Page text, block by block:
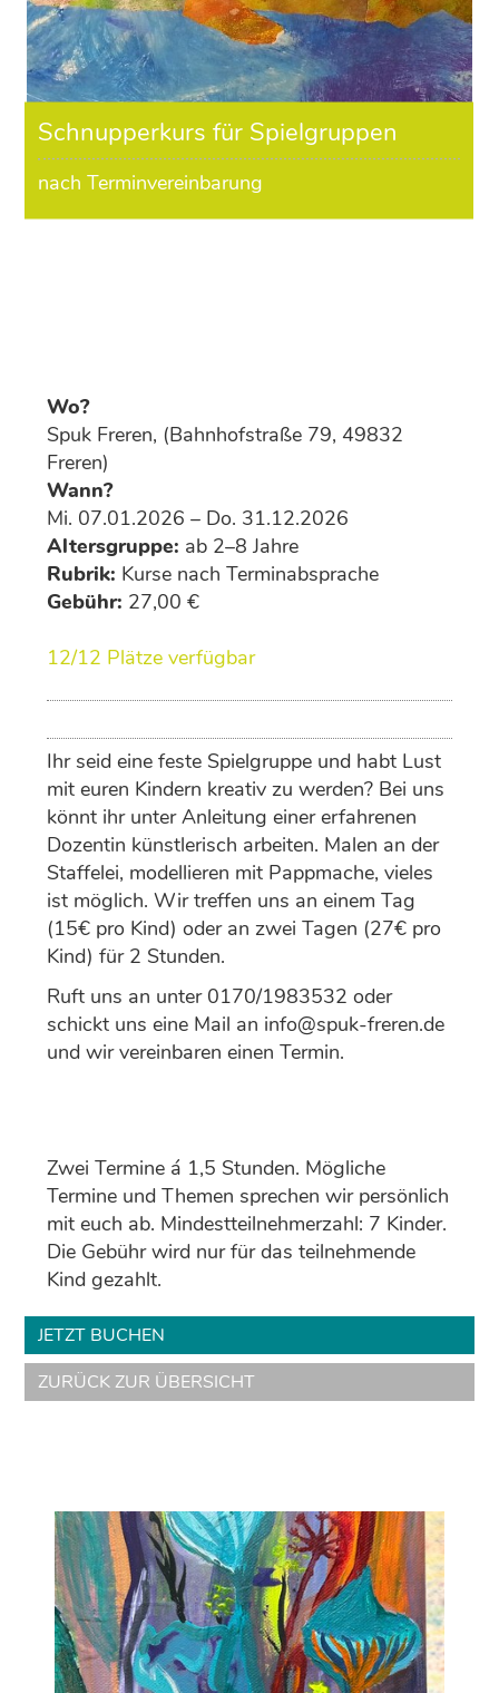
Schnupperkurs für Spielgruppen
nach Terminvereinbarung
Wo?
Spuk Freren, (Bahnhofstraße 79, 49832
Freren)
Wann?
Mi. 07.01.2026 – Do. 31.12.2026
Altersgruppe: ab 2–8 Jahre
Rubrik: Kurse nach Terminabsprache
Gebühr: 27,00 €
12/12 Plätze verfügbar
Ihr seid eine feste Spielgruppe und habt Lust
mit euren Kindern kreativ zu werden? Bei uns
könnt ihr unter Anleitung einer erfahrenen
Dozentin künstlerisch arbeiten. Malen an der
Staffelei, modellieren mit Pappmache, vieles
ist möglich. Wir treffen uns an einem Tag
(15€ pro Kind) oder an zwei Tagen (27€ pro
Kind) für 2 Stunden.
Ruft uns an unter 0170/1983532 oder
schickt uns eine Mail an info@spuk-freren.de
und wir vereinbaren einen Termin.
Zwei Termine á 1,5 Stunden. Mögliche
Termine und Themen sprechen wir persönlich
mit euch ab. Mindestteilnehmerzahl: 7 Kinder.
Die Gebühr wird nur für das teilnehmende
Kind gezahlt.
JETZT BUCHEN
ZURÜCK ZUR ÜBERSICHT